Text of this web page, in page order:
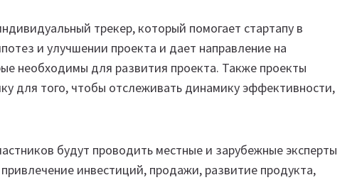
трекер, который помогает стартапу в
и улучшении проекта и дает направление на
необходимы для развития проекта. Также проекты
для того, чтобы отслеживать динамику эффективности,
будут проводить местные и зарубежные эксперты
инвестиций, продажи, развитие продукта,